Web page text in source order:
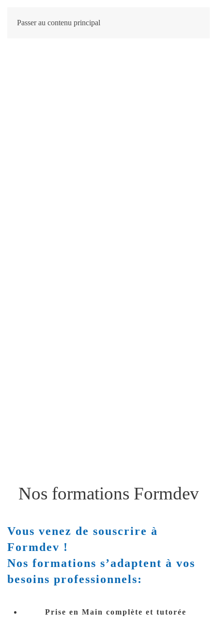
Passer au contenu principal
Nos formations Formdev
Vous venez de souscrire à
Formdev !
Nos formations s’adaptent à vos
besoins professionnels:
Prise en Main complète et tutorée